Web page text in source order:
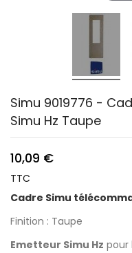
Simu 9019776 -
Simu Hz Taupe
10,09 €
TTC
Cadre Simu
Finition : Taupe
Emetteur Simu Hz pour